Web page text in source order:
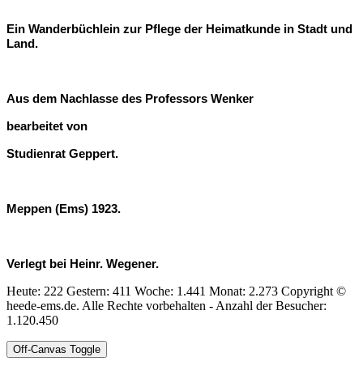
Ein Wanderbüchlein zur Pflege der Heimatkunde in Stadt und
Land.
Aus dem Nachlasse des Professors Wenker
bearbeitet von
Studienrat Geppert.
Meppen (Ems) 1923.
Verlegt bei Heinr. Wegener.
Heute: 222 Gestern: 411 Woche: 1.441 Monat: 2.273 Copyright ©
heede-ems.de. Alle Rechte vorbehalten - Anzahl der Besucher:
1.120.450
Off-Canvas Toggle